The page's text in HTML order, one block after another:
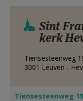
HULP
MIJN
Sint
kerk
Tiensesteenweg
3001 Leuven -
Tiensesteenweg